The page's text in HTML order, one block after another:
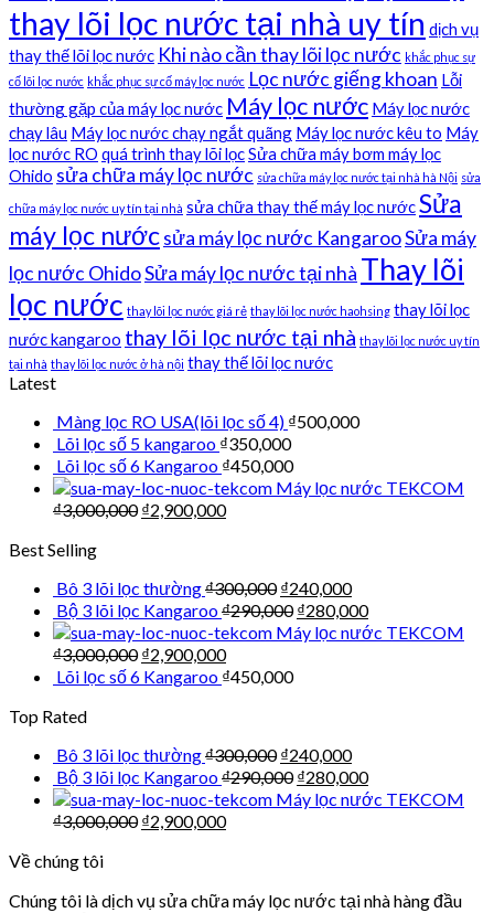
thay lõi lọc nước tại nhà uy tín dịch vụ
thay thế lõi lọc nước Khi nào cần thay lõi lọc nước khắc phục sự
cố lõi lọc nước khắc phục sự cố máy lọc nước Lọc nước giếng khoan Lỗi
thường gặp của máy lọc nước Máy lọc nước Máy lọc nước
chạy lâu Máy lọc nước chạy ngắt quãng Máy lọc nước kêu to Máy
lọc nước RO quá trình thay lõi lọcSửa chữa máy bơm máy lọc
Ohido sửa chữa máy lọc nước sửa chữa máy lọc nước tại nhà hà Nội sửa
chữa máy lọc nước uy tín tại nhà sửa chữa thay thế máy lọc nướcSửa
máy lọc nướcsửa máy lọc nước KangarooSửa máy
lọc nước OhidoSửa máy lọc nước tại nhà Thay lõi
lọc nước thay lõi lọc nước giá rẻ thay lõi lọc nước haohsing thay lõi lọc
nước kangaroo thay lõi lọc nước tại nhà thay lõi lọc nước uy tín
tại nhà thay lõi lọc nước ở hà nội thay thế lõi lọc nước
Latest
Màng lọc RO USA(lõi lọc số 4) ₫500,000
Lõi lọc số 5 kangaroo ₫350,000
Lõi lọc số 6 Kangaroo ₫450,000
Máy lọc nước TEKCOM
₫3,000,000 ₫2,900,000
Best Selling
Bô 3 lõi lọc thường₫300,000 ₫240,000
Bộ 3 lõi lọc Kangaroo₫290,000 ₫280,000
Máy lọc nước TEKCOM
₫3,000,000 ₫2,900,000
Lõi lọc số 6 Kangaroo ₫450,000
Top Rated
Bô 3 lõi lọc thường₫300,000 ₫240,000
Bộ 3 lõi lọc Kangaroo₫290,000 ₫280,000
Máy lọc nước TEKCOM
₫3,000,000 ₫2,900,000
Về chúng tôi
Chúng tôi là dịch vụ sửa chữa máy lọc nước tại nhà hàng đầu